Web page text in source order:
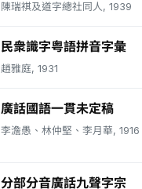
陳瑞祺及道字總社同人, 1939
民衆識字粤語拼音字彙
趙雅庭, 1931
廣話國語一貫未定稿
李澹愚、林仲堅、李月華, 1916
分部分音廣話九聲字宗